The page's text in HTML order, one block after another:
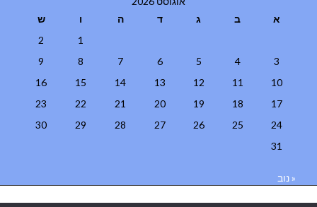
א
ב ג ד ה ו
ש
1
2
3
4
5
6
7
8
9
10
11
12
13
14
15
16
17
18
19
20
21
22
23
24
25
26
27
28
29
30
31
« נוב